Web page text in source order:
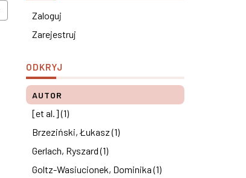
Zaloguj
Zarejestruj
ODKRYJ
AUTOR
[et al.] (1)
Brzeziński, Łukasz (1)
Gerlach, Ryszard (1)
Goltz-Wasiucionek, Dominika (1)